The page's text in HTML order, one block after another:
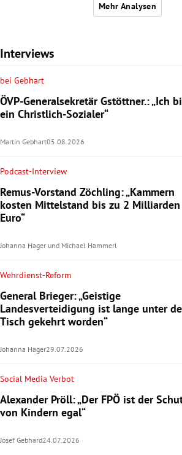
Mehr Analysen
Interviews
bei Gebhart
ÖVP-Generalsekretär Gstöttner.: „Ich
ein Christlich-Sozialer“
Martin Gebhart05.08.2026
Podcast-Interview
Remus-Vorstand Zöchling: „Kammern
kosten Mittelstand bis zu 2 Milliarden
Euro“
Johanna Hager und Michael Hammerl
Wehrdienst-Reform
General Brieger: „Geistige
Landesverteidigung ist lange unter
Tisch gekehrt worden“
Johanna Hager29.07.2026
Social Media Verbot
Alexander Pröll: „Der FPÖ ist der
von Kindern egal“
Josef Gebhard24.07.2026